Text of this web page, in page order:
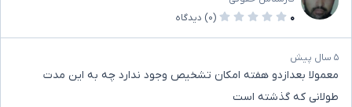
۰
(۰) دیدگاه
۵ سال پیش
معمولا بعدازدو هفته امکان تشخیص وجود ندارد چه به این مدت
طولانی که گذشته است